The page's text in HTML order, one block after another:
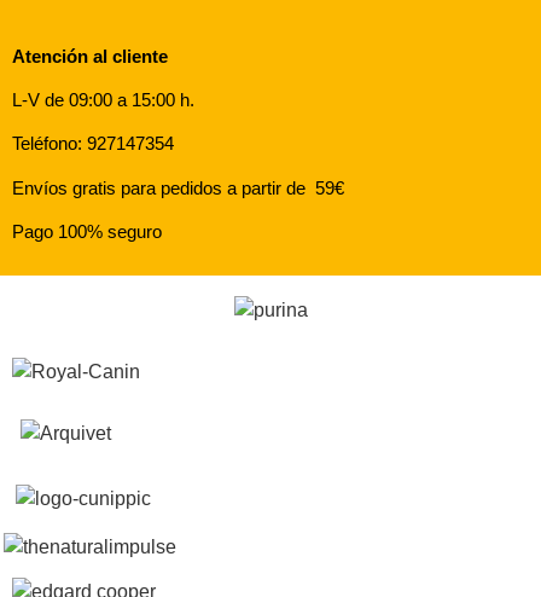
Atención al cliente
L-V de 09:00 a 15:00 h.
Teléfono: 927147354
Envíos gratis para pedidos a partir de 59€
Pago 100% seguro